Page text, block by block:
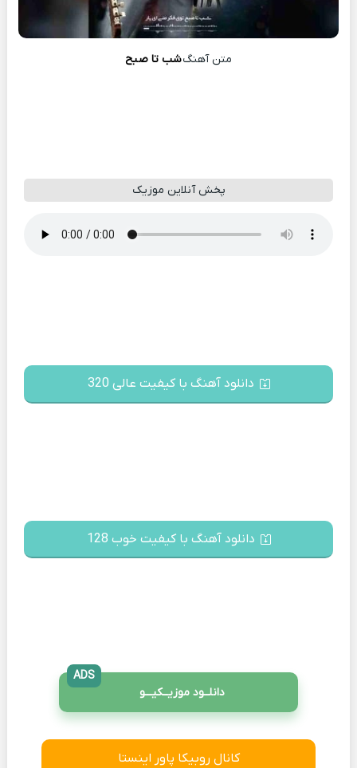
متن آهنگشب تا صبح
پخش آنلاین موزیک
دانلود آهنگ با کیفیت عالی 320
دانلود آهنگ با کیفیت خوب 128
دانلــود موزیــکیـــو
ADS
کانال روبیکا پاور اینستا